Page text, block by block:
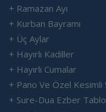
+ Ramazan Ayı
+ Kurban Bayramı
+ Üç Aylar
+ Hayırlı Kadiller
+ Hayırlı Cumalar
+ Pano Ve Özel Kesimli
+ Sure-Dua Ezber